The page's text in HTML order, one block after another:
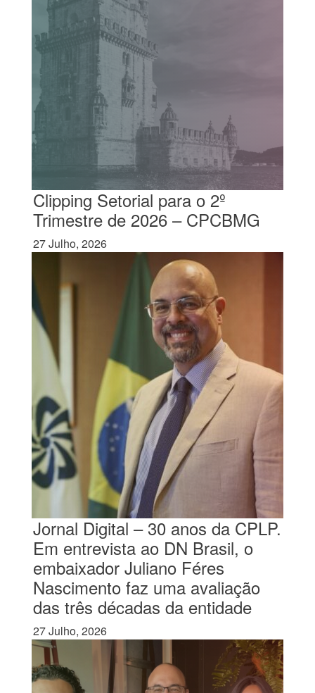
Clipping Setorial para o 2º
Trimestre de 2026 – CPCBMG
27 Julho, 2026
Jornal Digital – 30 anos da CPLP.
Em entrevista ao DN Brasil, o
embaixador Juliano Féres
Nascimento faz uma avaliação
das três décadas da entidade
27 Julho, 2026